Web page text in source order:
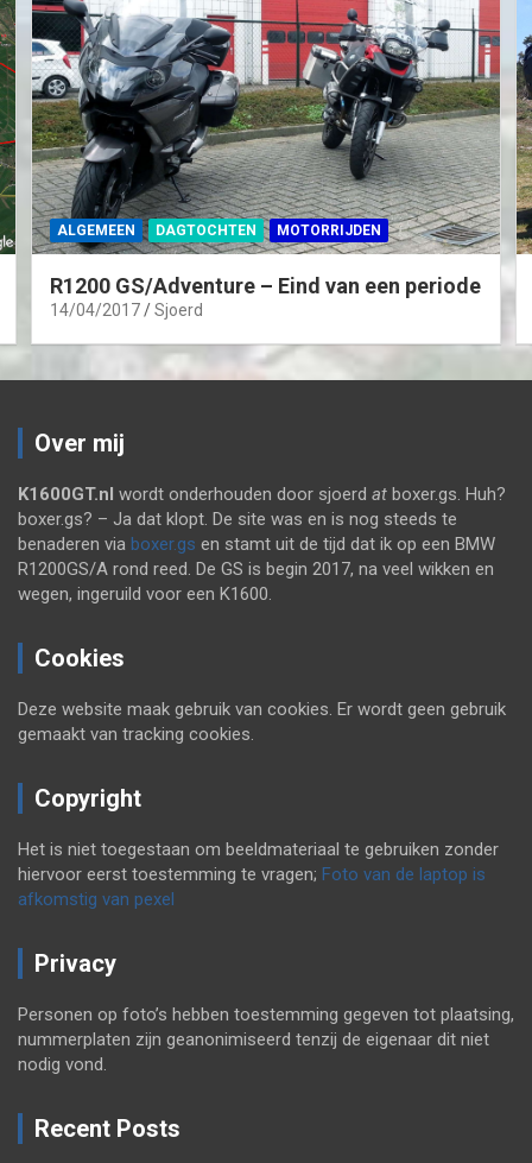
ALGEMEEN DAGTOCHTEN MOTORRIJDEN
R1200 GS/Adventure – Eind van een periode
14/04/2017 Sjoerd
Over mij
K1600GT.nl wordt onderhouden door sjoerd at boxer.gs. Huh?
boxer.gs? – Ja dat klopt. De site was en is nog steeds te
benaderen via boxer.gs en stamt uit de tijd dat ik op een BMW
R1200GS/A rond reed. De GS is begin 2017, na veel wikken en
wegen, ingeruild voor een K1600.
Cookies
Deze website maak gebruik van cookies. Er wordt geen gebruik
gemaakt van tracking cookies.
Copyright
Het is niet toegestaan om beeldmateriaal te gebruiken zonder
hiervoor eerst toestemming te vragen; Foto van de laptop is
afkomstig van pexel
Privacy
Personen op foto’s hebben toestemming gegeven tot plaatsing,
nummerplaten zijn geanonimiseerd tenzij de eigenaar dit niet
nodig vond.
Recent Posts